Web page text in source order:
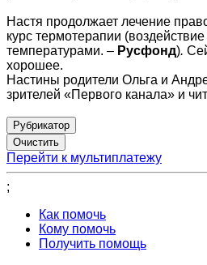
Настя продолжает лечение
курс термотерапии
температурами. – Русфонд).
хорошее.
Настины родители Ольга и
зрителей «Первого канала» и
Рубрикатор
Перейти к мультиплатежу
;
Как помочь
Кому помочь
Получить помощь